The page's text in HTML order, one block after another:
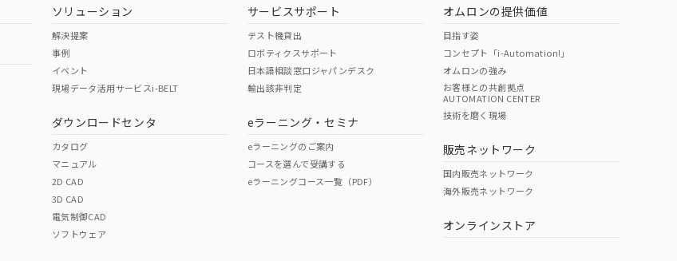
ソリューション
解決提案
事例
イベント
現場データ活用サービスi-BELT
ダウンロードセンタ
カタログ
マニュアル
2D CAD
3D CAD
電気制御CAD
ソフトウェア
サービスサポート
テスト機貸出
ロボティクスサポート
日本語相談窓口ジャパンデスク
輸出該非判定
eラーニング・セミナ
eラーニングのご案内
コースを選んで受講する
eラーニングコース一覧（PDF）
オムロンの提供価値
目指す姿
コンセプト「i-Automation!」
オムロンの強み
お客様との共創拠点
AUTOMATION CENTER
技術を磨く現場
販売ネットワーク
国内販売ネットワーク
海外販売ネットワーク
オンラインストア